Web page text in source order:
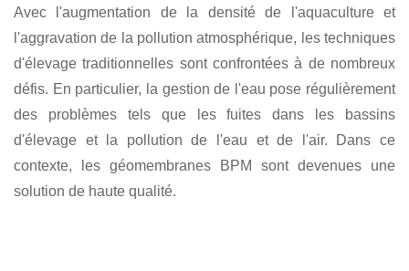
Avec l'augmentation de la densité de l'aquaculture et
l'aggravation de la pollution atmosphérique, les techniques
d'élevage traditionnelles sont confrontées à de nombreux
défis. En particulier, la gestion de l'eau pose régulièrement
des problèmes tels que les fuites dans les bassins
d'élevage et la pollution de l'eau et de l'air. Dans ce
contexte, les géomembranes BPM sont devenues une
solution de haute qualité.